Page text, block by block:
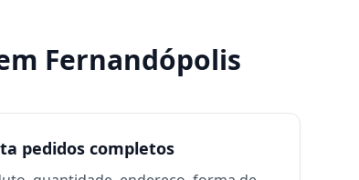
Fernandópolis
pedidos completos